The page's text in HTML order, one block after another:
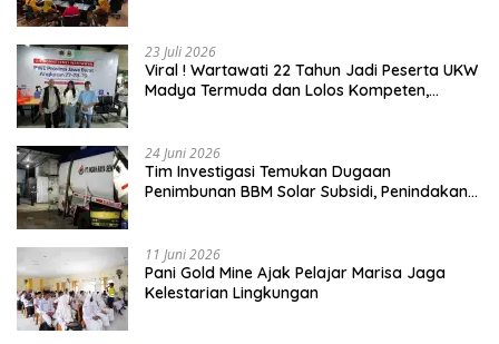
23 Juli 2026
Viral ! Wartawati 22 Tahun Jadi Peserta UKW
Madya Termuda dan Lolos Kompeten,
24 Juni 2026
Tim Investigasi Temukan Dugaan
Penimbunan BBM Solar Subsidi, Penindakan
11 Juni 2026
Pani Gold Mine Ajak Pelajar Marisa Jaga
Kelestarian Lingkungan